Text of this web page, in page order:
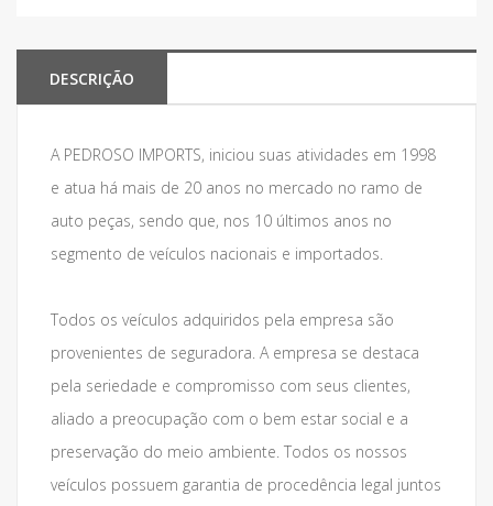
DESCRIÇÃO
A PEDROSO IMPORTS, iniciou suas atividades em 1998
e atua há mais de 20 anos no mercado no ramo de
auto peças, sendo que, nos 10 últimos anos no
segmento de veículos nacionais e importados.
Todos os veículos adquiridos pela empresa são
provenientes de seguradora. A empresa se destaca
pela seriedade e compromisso com seus clientes,
aliado a preocupação com o bem estar social e a
preservação do meio ambiente. Todos os nossos
veículos possuem garantia de procedência legal juntos